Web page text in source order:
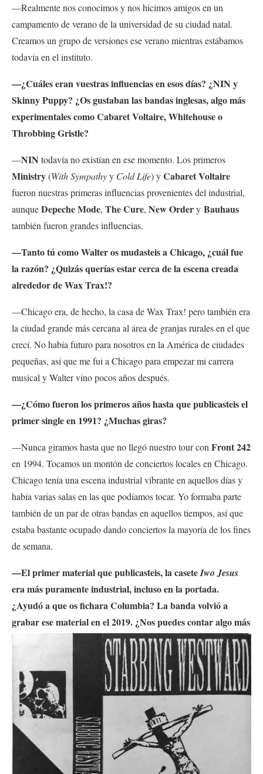
—Realmente nosconocimos y nos hicimos amigos en un
campamento de verano de la universidad de su ciudad natal.
Creamos un grupo de versiones ese verano mientras estábamos
todavía en el instituto.
—¿Cuáles eran vuestras influencias en esos días? ¿NIN y
Skinny Puppy? ¿Os gustaban las bandas inglesas, algo más
experimentales como Cabaret Voltaire, Whitehouse o
Throbbing Gristle?
—NIN todavía no existían en ese momento. Los primeros
Ministry(With Sympathyy Cold Life) yCabaret Voltaire
fueron nuestras primeras influencias provenientes del industrial,
aunqueDepeche Mode, The Cure, New Ordery Bauhaus
también fueron grandes influencias.
—Tanto tú como Walter os mudasteis a Chicago, ¿cuál fue
la razón? ¿Quizás querías estar cerca de la escena creada
alrededor de Wax Trax!?
—Chicago era, de hecho, la casa de Wax Trax! pero también era
la ciudad grande más cercana al área de granjas rurales en el que
crecí. No había futuro para nosotros en la América de ciudades
pequeñas, así que me fui a Chicago para empezar mi carrera
musical y Walter vino pocos años después.
—¿Cómo fueron los primeros años hasta que publicasteis el
primer single en 1991? ¿Muchas giras?
—Nunca giramos hasta que no llegó nuestro tour con Front 242
en 1994. Tocamos un montón de conciertos locales en Chicago.
Chicago tenía una escena industrial vibrante en aquellos días y
había varias salas en las que podíamos tocar. Yo formaba parte
también de un par de otras bandas en aquellos tiempos, así que
estaba bastante ocupado dando conciertos la mayoría de los fines
de semana.
—El primer material que publicasteis, la caseteIwo Jesus
era más puramente industrial, incluso en la portada.
¿Ayudó a que os fichara Columbia? La banda volvió a
grabar esematerial en el 2019. ¿Nos puedes contar algo más